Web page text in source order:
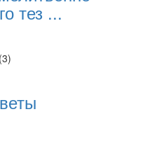
тез ...